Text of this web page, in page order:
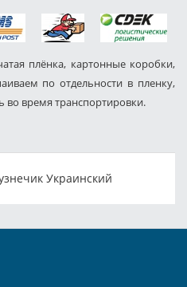
плёнка, картонные коробки,
по отдельности в пленку,
во время транспортировки.
Украинский